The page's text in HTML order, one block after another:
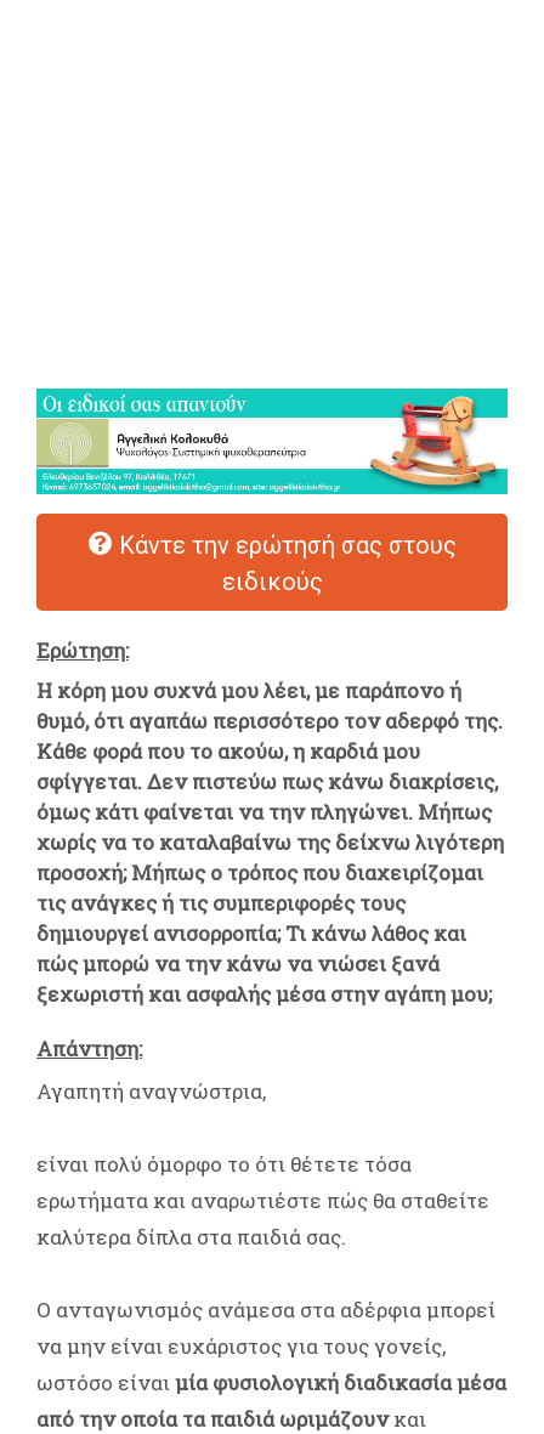
Κάντε την ερώτησή σας στους
ειδικούς
Ερώτηση:
Η κόρη μου συχνά μου λέει, με παράπονο ή
θυμό, ότι αγαπάω περισσότερο τον αδερφό της.
Κάθε φορά που το ακούω, η καρδιά μου
σφίγγεται. Δεν πιστεύω πως κάνω διακρίσεις,
όμως κάτι φαίνεται να την πληγώνει. Μήπως
χωρίς να το καταλαβαίνω της δείχνω λιγότερη
προσοχή; Μήπως ο τρόπος που διαχειρίζομαι
τις ανάγκες ή τις συμπεριφορές τους
δημιουργεί ανισορροπία; Τι κάνω λάθος και
πώς μπορώ να την κάνω να νιώσει ξανά
ξεχωριστή και ασφαλής μέσα στην αγάπη μου;
Απάντηση:
Αγαπητή αναγνώστρια,
είναι πολύ όμορφο το ότι θέτετε τόσα
ερωτήματα και αναρωτιέστε πώς θα σταθείτε
καλύτερα δίπλα στα παιδιά σας.
Ο ανταγωνισμός ανάμεσα στα αδέρφια μπορεί
να μην είναι ευχάριστος για τους γονείς,
ωστόσο είναιμία φυσιολογική διαδικασία μέσα
από την οποία τα παιδιά ωριμάζουνκαι